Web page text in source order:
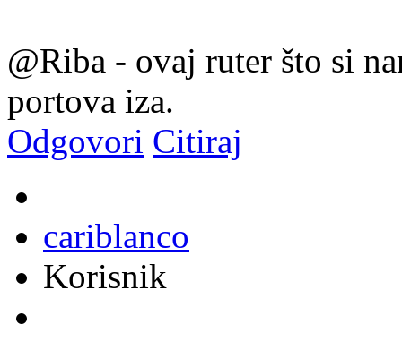
@Riba - ovaj ruter što si
portova iza.
Odgovori Citiraj
cariblanco
Korisnik